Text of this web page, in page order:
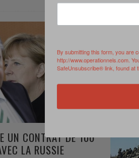
UN CONTRAT DE 100
LA RUSSIE
By submitting this form, you are
http://www.operationnels.com.
SafeUnsubscribe® link, found at